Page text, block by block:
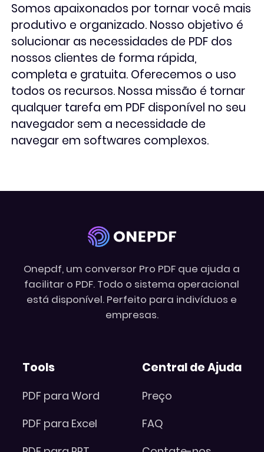
Somos apaixonados por tornar você mais
produtivo e organizado. Nosso objetivo é
solucionar as necessidades de PDF dos
nossos clientes de forma rápida,
completa e gratuita. Oferecemos o uso
todos os recursos. Nossa missão é tornar
qualquer tarefa em PDF disponível no seu
navegador sem a necessidade de
navegar em softwares complexos.
Onepdf, um conversor Pro PDF que ajuda a
facilitar o PDF. Todo o sistema operacional
está disponível. Perfeito para indivíduos e
empresas.
Tools
PDF para Word
PDF para Excel
Central de Ajuda
Preço
FAQ